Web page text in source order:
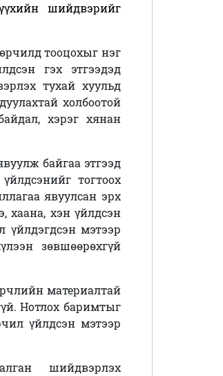
шийдвэрийг
тооцохыг нэг
гэх этгээдэд
тухай хуульд
холбоотой
хэрэг хянан
байгаа этгээд
тогтоох
явуулсан эрх
хаана, хэн үйлдсэн
үйлдэгдсэн мэтээр
зөвшөөрөхгүй
материалтай
Нотлох баримтыг
үйлдсэн мэтээр
шийдвэрлэх